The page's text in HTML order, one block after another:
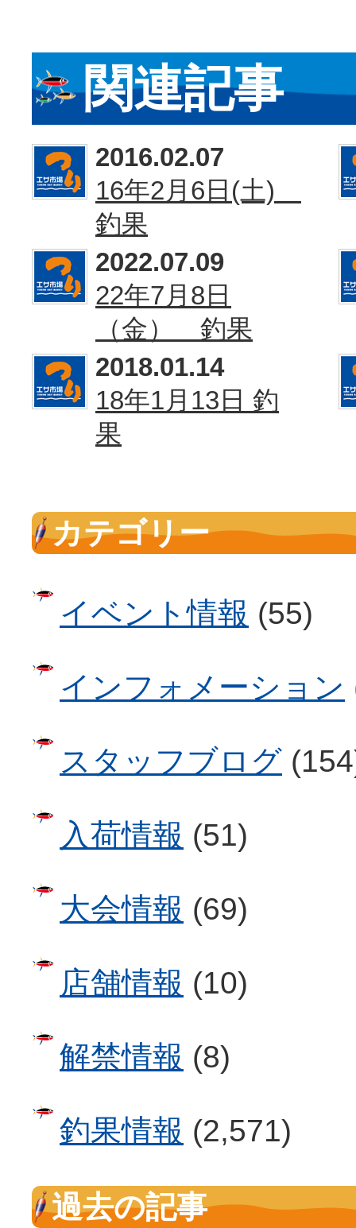
関連記事
2016.02.07
16年2月6日(土)
釣果
2022.07.09
22年7月8日
（金） 釣果
2018.01.14
18年1月13日 釣
果
カテゴリー
イベント情報 (55)
インフォメーション
スタッフブログ
入荷情報 (51)
大会情報 (69)
店舗情報 (10)
解禁情報 (8)
釣果情報 (2,571)
過去の記事